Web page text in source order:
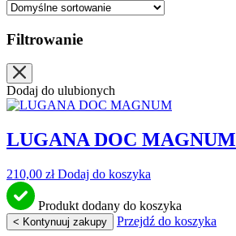
Filtrowanie
Dodaj do ulubionych
LUGANA DOC MAGNUM
210,00 zł Dodaj do koszyka
Produkt dodany do koszyka
< Kontynuuj zakupy Przejdź do koszyka